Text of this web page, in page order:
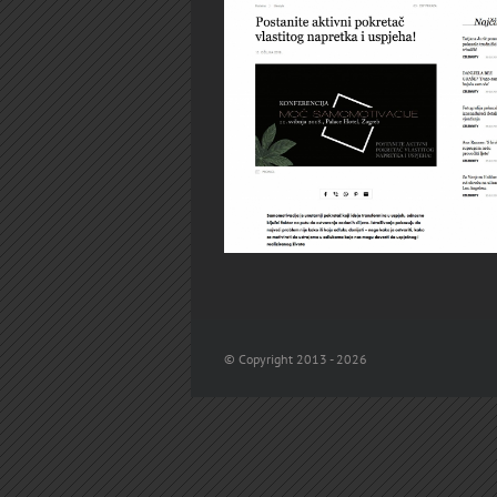
© Copyright 2013 - 2026